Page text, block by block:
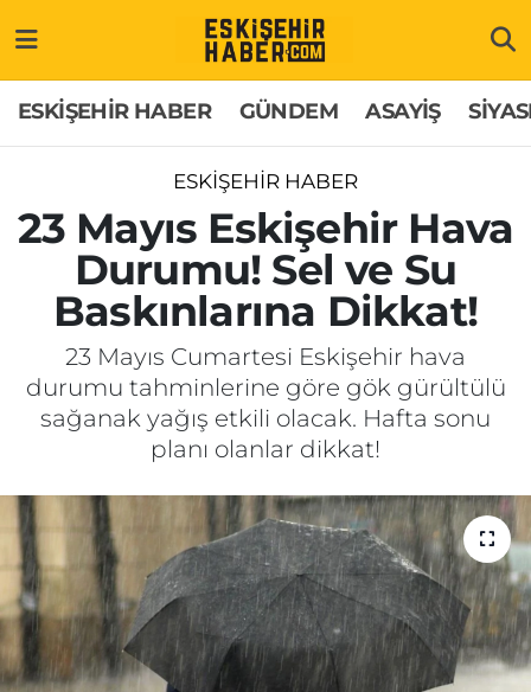
ESKİŞEHİR HABER GÜNDEM ASAYİŞ
ESKİŞEHİR HABER
23 Mayıs Eskişehir Hava
Durumu! Sel ve Su
Baskınlarına Dikkat!
23 Mayıs Cumartesi Eskişehir hava
durumu tahminlerine göre gök gürültülü
sağanak yağış etkili olacak. Hafta sonu
planı olanlar dikkat!
GÜNDEM
ASAYİŞ
SİYASET
EKONOMİ
SAĞLIK
SPOR
MAGAZİN
ESKİŞEHİRSPOR
Hakkımızda
İletişim
Künye
Odunpazarı Trafik Yoğunluk Haritası
Süper Lig Puan Durumu ve Fikstür
Tüm Manşetler
Son Dakika Haberleri
Haber Arşivi